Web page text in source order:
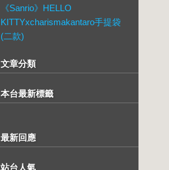
《Sanrio》HELLO
KITTYxcharismakantaro手提袋
(二款)
文章分類
本台最新標籤
最新回應
站台人氣